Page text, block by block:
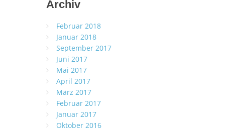
Archiv
Februar 2018
Januar 2018
September 2017
Juni 2017
Mai 2017
April 2017
März 2017
Februar 2017
Januar 2017
Oktober 2016